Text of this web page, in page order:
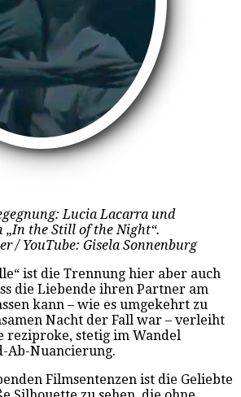
Lucia Lacarra und
the Still of the Night“.
/ YouTube: Gisela Sonnenburg
ist die Trennung hier aber auch
die Liebende ihren Partner am
kann – wie es umgekehrt zu
Nacht der Fall war – verleiht
reziproke, stetig im Wandel
Ab-Nuancierung.
Filmsentenzen ist die Geliebte